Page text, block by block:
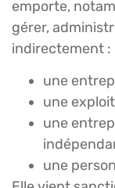
emporte,
gérer,
indirectement :
une
une
une
une